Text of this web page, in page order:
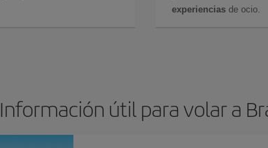
experiencias de ocio.
Información útil para volar a